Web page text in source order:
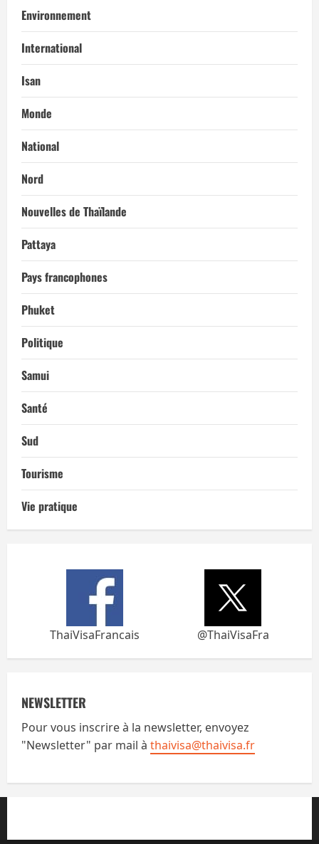
Environnement
International
Isan
Monde
National
Nord
Nouvelles de Thaïlande
Pattaya
Pays francophones
Phuket
Politique
Samui
Santé
Sud
Tourisme
Vie pratique
ThaiVisaFrancais @ThaiVisaFra
NEWSLETTER
Pour vous inscrire à la newsletter, envoyez
"Newsletter" par mail à thaivisa@thaivisa.fr